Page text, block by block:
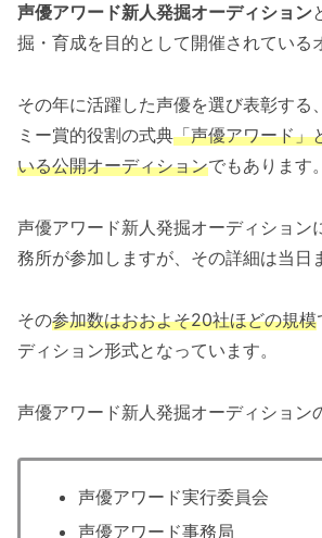
声優アワード新人発掘オーディション
掘・育成を目的として開催されている
その年に活躍した声優を選び表彰する
ミー賞的役割の式典「声優アワード」
いる公開オーディションでもあります。
声優アワード新人発掘オーディション
務所が参加しますが、その詳細は当日
その参加数はおおよそ20社ほどの規模
ディション形式となっています。
声優アワード新人発掘オーディション
声優アワード実行委員会
声優アワード事務局